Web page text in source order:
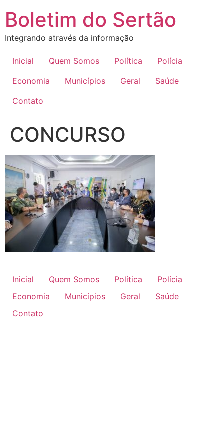
para
conteúdo
Boletim do Sertão
Integrando através da informação
Inicial Quem Somos Política
Polícia
Economia
Municípios Geral
Saúde
Contato
CONCURSO
Inicial Quem Somos Política
Polícia
Economia
Municípios Geral
Saúde
Contato